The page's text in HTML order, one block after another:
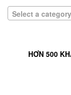
Select a category
HƠN 500